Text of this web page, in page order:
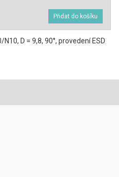
D = 9,8, 90°, provedení ESD